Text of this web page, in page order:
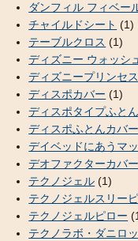
ダンフィル フィベー
チャイルドシート (1)
テーブルクロス (1)
ディズニー ウォッシ
ディズニープリンセ
ディスポカバー (1)
ディスポタイプふと
ディスポふとんカバ
デイベッドにあうマ
デオファクターカバー
テクノジェル (1)
テクノジェルスリー
テクノジェルピロー
テクノラボ・ダニロ